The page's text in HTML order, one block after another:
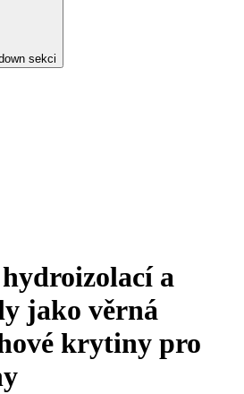
sekci
a
jako věrná
krytiny pro